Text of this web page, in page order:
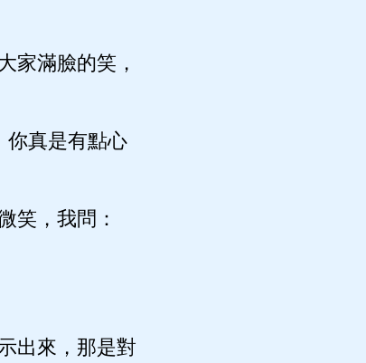
家滿臉的笑，
真是有點心
笑，我問：
出來，那是對